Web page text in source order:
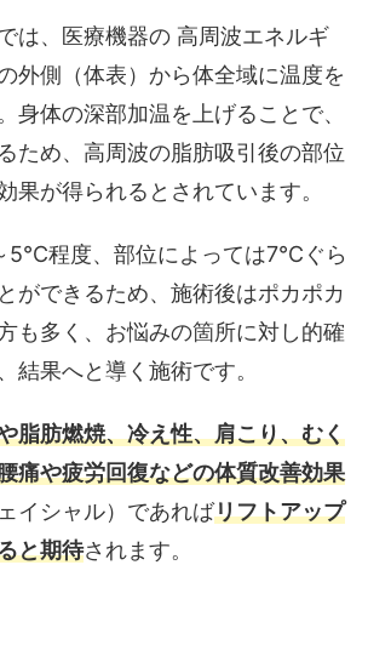
は、医療機器の 高周波エネルギ
外側（体表）から体全域に温度を
身体の深部加温を上げることで、
ため、高周波の脂肪吸引後の部位
果が得られるとされています。
5℃程度、部位によっては7℃ぐら
ができるため、施術後はポカポカ
も多く、お悩みの箇所に対し的確
結果へと導く施術です。
脂肪燃焼、冷え性、肩こり、むく
や疲労回復などの体質改善効果
イシャル）であればリフトアップ
と期待されます。